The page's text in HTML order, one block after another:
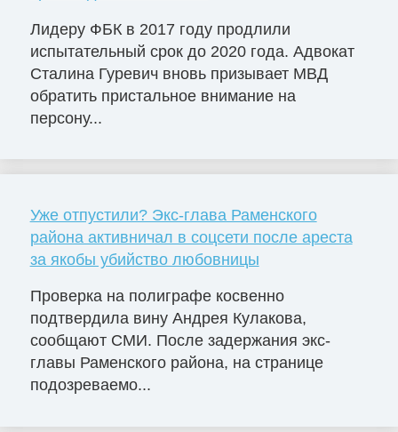
Лидеру ФБК в 2017 году продлили
испытательный срок до 2020 года. Адвокат
Сталина Гуревич вновь призывает МВД
обратить пристальное внимание на
персону...
Уже отпустили? Экс-глава Раменского
района активничал в соцсети после ареста
за якобы убийство любовницы
Проверка на полиграфе косвенно
подтвердила вину Андрея Кулакова,
сообщают СМИ. После задержания экс-
главы Раменского района, на странице
подозреваемо...